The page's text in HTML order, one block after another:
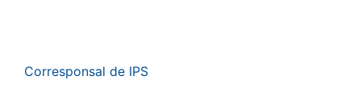
Corresponsal de IPS